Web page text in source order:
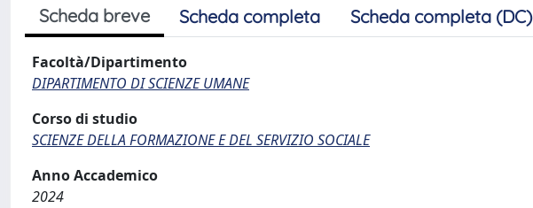
Scheda breve Scheda completa Scheda completa (DC)
Facoltà/Dipartimento
DIPARTIMENTO DI SCIENZE UMANE
Corso di studio
SCIENZE DELLA FORMAZIONE E DEL SERVIZIO SOCIALE
Anno Accademico
2024